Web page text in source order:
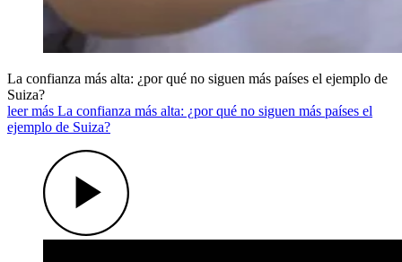
La confianza más alta: ¿por qué no siguen más países el ejemplo de
Suiza?
leer más La confianza más alta: ¿por qué no siguen más países el
ejemplo de Suiza?